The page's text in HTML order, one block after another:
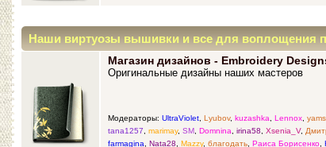
Наши виртуозы вышивки и все для воплощения
Магазин дизайнов - Embroidery
Оригинальные дизайны наших мастеров
Модераторы: UltraViolet, Lyubov, kuzashka, Lennox,
tana1257, marimay, SM, Domnina, irina58, Xsenia_V,
farmagina, Nata28, Mazzy, благодать, Раиса Борисенко,